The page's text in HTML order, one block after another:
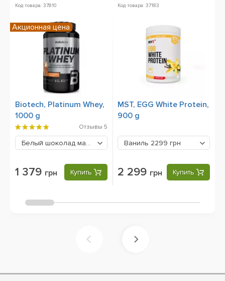
Код товара: 37810
Biotech, Platinum Whey,
1000 g
Отзывы 5
Белый шоколад малина 1379 грн
1 379 грн Купить
Акционная цена
Код товара: 37183
MST, EGG White Protein,
900 g
Ваниль 2299 грн
2 299 грн Купить